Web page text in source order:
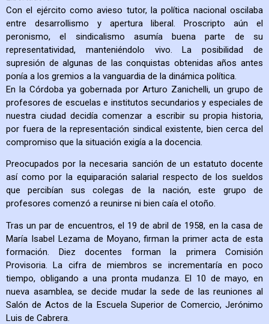
Con el ejército como avieso tutor, la política nacional oscilaba
entre desarrollismo y apertura liberal. Proscripto aún el
peronismo, el sindicalismo asumía buena parte de su
representatividad, manteniéndolo vivo. La posibilidad de
supresión de algunas de las conquistas obtenidas años antes
ponía a los gremios a la vanguardia de la dinámica política.
En la Córdoba ya gobernada por Arturo Zanichelli, un grupo de
profesores de escuelas e institutos secundarios y especiales de
nuestra ciudad decidía comenzar a escribir su propia historia,
por fuera de la representación sindical existente, bien cerca del
compromiso que la situación exigía a la docencia.
Preocupados por la necesaria sanción de un estatuto docente
así como por la equiparación salarial respecto de los sueldos
que percibían sus colegas de la nación, este grupo de
profesores comenzó a reunirse ni bien caía el otoño.
Tras un par de encuentros, el 19 de abril de 1958, en la casa de
María Isabel Lezama de Moyano, firman la primer acta de esta
formación. Diez docentes forman la primera Comisión
Provisoria. La cifra de miembros se incrementaría en poco
tiempo, obligando a una pronta mudanza. El 10 de mayo, en
nueva asamblea, se decide mudar la sede de las reuniones al
Salón de Actos de la Escuela Superior de Comercio, Jerónimo
Luis de Cabrera.